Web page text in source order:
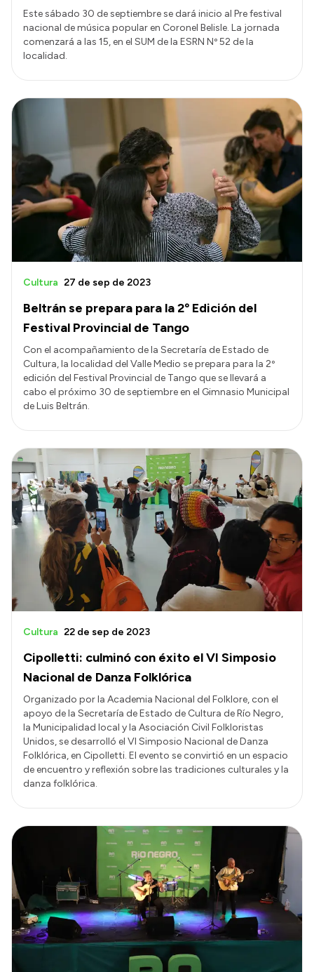
Este sábado 30 de septiembre se dará inicio al Pre festival
nacional de música popular en Coronel Belisle. La jornada
comenzará a las 15, en el SUM de la ESRN Nº 52 de la
localidad.
Beltrán se prepara para la 2º Edición del
Festival Provincial de Tango
Cultura 27 de sep de 2023
Con el acompañamiento de la Secretaría de Estado de
Cultura, la localidad del Valle Medio se prepara para la 2º
edición del Festival Provincial de Tango que se llevará a
cabo el próximo 30 de septiembre en el Gimnasio Municipal
de Luis Beltrán.
Cipolletti: culminó con éxito el VI Simposio
Nacional de Danza Folklórica
Cultura 22 de sep de 2023
Organizado por la Academia Nacional del Folklore, con el
apoyo de la Secretaría de Estado de Cultura de Río Negro,
la Municipalidad local y la Asociación Civil Folkloristas
Unidos, se desarrolló el VI Simposio Nacional de Danza
Folklórica, en Cipolletti. El evento se convirtió en un espacio
de encuentro y reflexión sobre las tradiciones culturales y la
danza folklórica.